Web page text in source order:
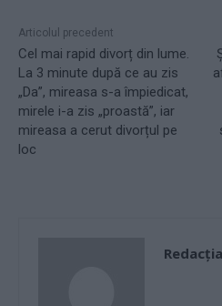
Articolul precedent
Cel mai rapid divorț din lume.
La 3 minute după ce au zis
„Da”, mireasa s-a împiedicat,
mirele i-a zis „proastă”, iar
mireasa a cerut divorțul pe
loc
Redacţia